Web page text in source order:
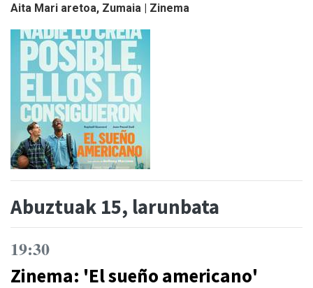
Aita Mari aretoa, Zumaia | Zinema
Abuztuak 15, larunbata
19:30
Zinema: 'El sueño americano'